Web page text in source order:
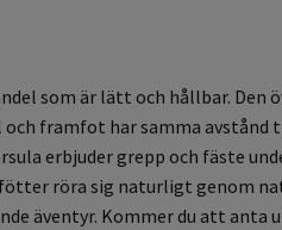
som är lätt och hållbar. Den
framfot har samma avstånd
erbjuder grepp och fäste
röra sig naturligt genom
äventyr. Kommer du att anta